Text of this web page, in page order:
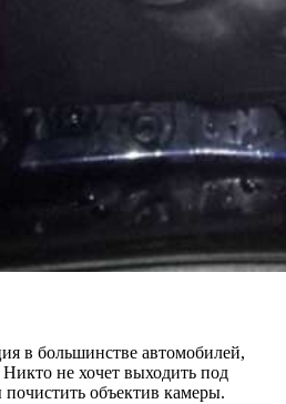
в большинстве автомобилей,
не хочет выходить под
объектив камеры.